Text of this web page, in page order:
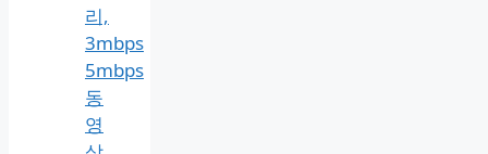
리,
3mbps
5mbps
동
영